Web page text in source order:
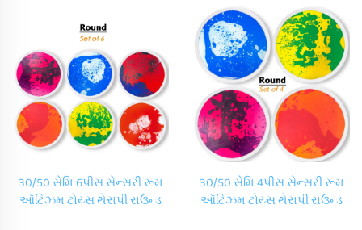
લિક્વિડ ફ્LOOR ટાઇલ્સ સેટ
કિન્ડરગાર્ટન ડાયનેમિક રાઉન્ડ
લિક્વિડ ફ્LOOR ટાઇલ્સ સેટ
30/50 સેમિ 6પીસ સેન્સરી રૂમ
ઑટિઝમ ટોય્સ થેરાપી રાઉન્ડ
30/50 સેમિ 4પીસ સેન્સરી રૂમ
ઑટિઝમ ટોય્સ થેરાપી રાઉન્ડ